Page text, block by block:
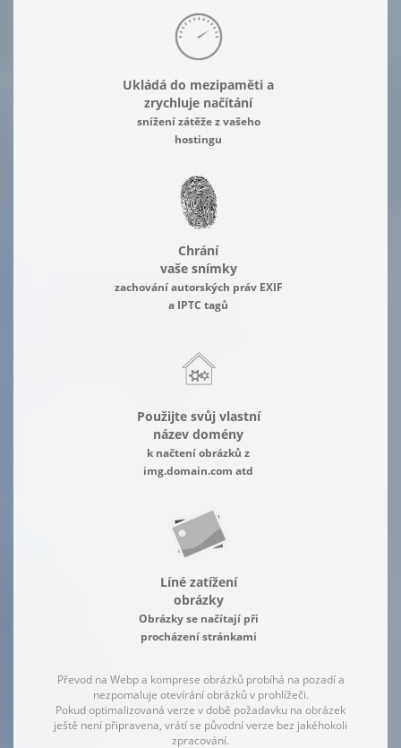
Ukládá do mezipaměti a
zrychluje načítání
snížení zátěže z vašeho
hostingu
Chrání
vaše snímky
zachování autorských práv EXIF
a IPTC tagů
Použijte svůj vlastní
název domény
k načtení obrázků z
img.domain.com atd
Líné zatížení
obrázky
Obrázky se načítají při
procházení stránkami
Převod na Webp a komprese obrázků probíhá na pozadí a
nezpomaluje otevírání obrázků v prohlížeči.
Pokud optimalizovaná verze v době požadavku na obrázek
ještě není připravena, vrátí se původní verze bez jakéhokoli
zpracování.